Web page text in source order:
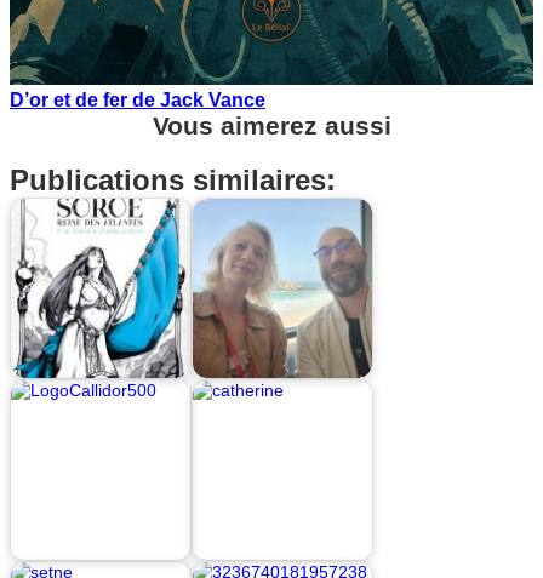
D’or et de fer de Jack Vance
Vous aimerez aussi
Publications similaires: